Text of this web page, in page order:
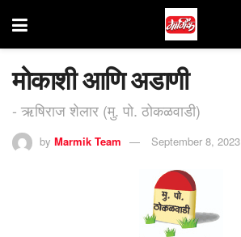
मोकाशी आणि अडाणी
- ऋषिराज शेलार (मु. पो. ठोकळवाडी)
by Marmik Team September 8, 2023